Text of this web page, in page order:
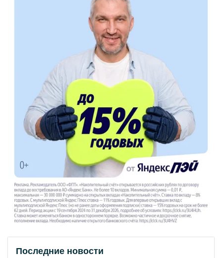
Последние новости